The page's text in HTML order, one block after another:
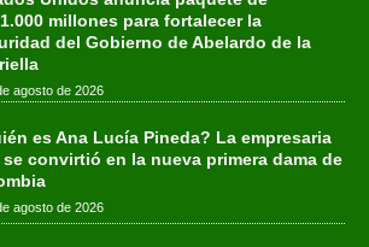
millones para fortalecer la
del Gobierno de Abelardo de la
agosto de 2026
es Ana Lucía Pineda? La empresaria
convirtió en la nueva primera dama de
agosto de 2026